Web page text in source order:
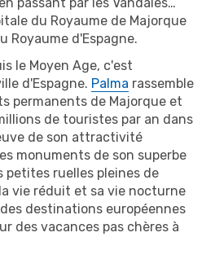
du Royaume de Majorque
Royaume d'Espagne.
le Moyen Age, c'est
d'Espagne. Palma rassemble
permanents de Majorque et
de touristes par an dans
de son attractivité
monuments de son superbe
petites ruelles pleines de
vie réduit et sa vie nocturne
destinations européennes
des vacances pas chères à